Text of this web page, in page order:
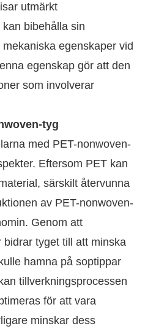
utmärkt
bibehålla sin
egenskaper vid
egenskap gör att den
som involverar
tyg
med PET-nonwoven-
Eftersom PET kan
särskilt återvunna
av PET-nonwoven-
Genom att
tyget till att minska
hamna på soptippar
tillverkningsprocessen
för att vara
minskar dess